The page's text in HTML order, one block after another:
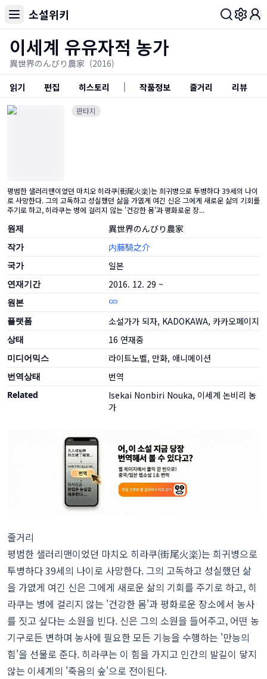
소설위키
이세계 유유자적 농가
異世界のんびり農家 (2016)
읽기
편집 히스토리 작품정보 줄거리 리뷰
판타지
평범한 샐러리맨이었던 마치오 히라쿠(街尾火楽)는 희귀병으로 투병하다 39세의 나이
로 사망한다. 그의 고독하고 성실했던 삶을 가엾게 여긴 신은 그에게 새로운 삶의 기회를
주기로 하고, 히라쿠는 병에 걸리지 않는 '건강한 몸'과 평화로운 장...
원제 異世界のんびり農家
작가 内藤騎之介
국가 일본
연재기간 2016. 12. 29 ~
원본
플랫폼
소설가가 되자, KADOKAWA, 카카오페이지
상태 16 연재중
미디어믹스 라이트노벨, 만화, 애니메이션
번역상태 번역
Related
Isekai Nonbiri Nouka, 이세계 논비리 농
가
줄거리
평범한 샐러리맨이었던 마치오 히라쿠(街尾火楽)는 희귀병으로
투병하다 39세의 나이로 사망한다. 그의 고독하고 성실했던 삶
을 가엾게 여긴 신은 그에게 새로운 삶의 기회를 주기로 하고, 히
라쿠는 병에 걸리지 않는 '건강한 몸'과 평화로운 장소에서 농사
를 짓고 싶다는 소원을 빈다. 신은 그의 소원을 들어주고, 어떤 농
기구로든 변하며 농사에 필요한 모든 기능을 수행하는 '만능의
힘'을 선물로 준다. 히라쿠는 이 힘을 가지고 인간의 발길이 닿지
않는 이세계의 '죽음의 숲'으로 전이된다.